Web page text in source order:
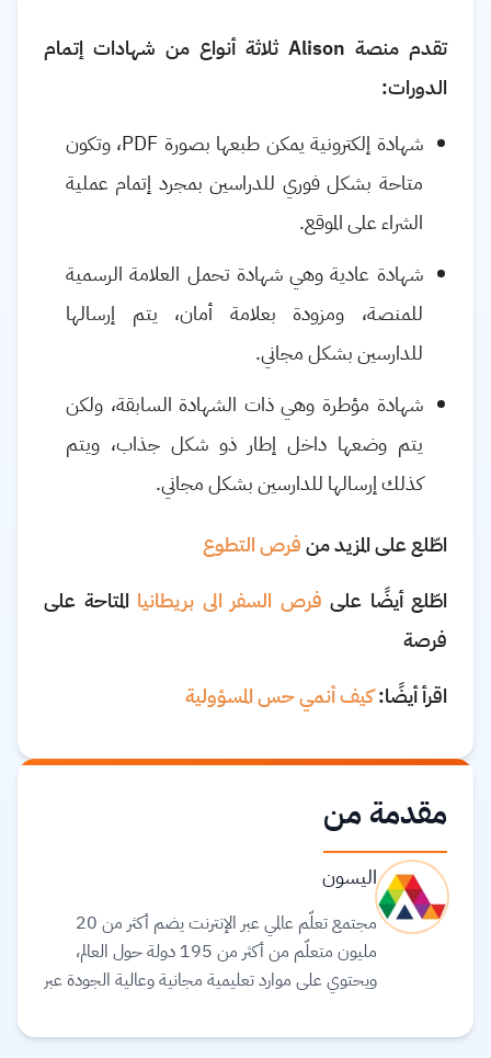
تقدم منصة Alison ثلاثة أنواع من شهادات إتمام
الدورات:
شهادة إلكترونية يمكن طبعها بصورة PDF، وتكون
متاحة بشكل فوري للدراسين بمجرد إتمام عملية
الشراء على الموقع.
شهادة عادية وهي شهادة تحمل العلامة الرسمية
للمنصة، ومزودة بعلامة أمان، يتم إرسالها
للدارسين بشكل مجاني.
شهادة مؤطرة وهي ذات الشهادة السابقة، ولكن
يتم وضعها داخل إطار ذو شكل جذاب، ويتم
كذلك إرسالها للدارسين بشكل مجاني.
اطّلع على المزيد منفرص التطوع
اطّلع أيضًا على فرص السفر الى بريطانيا المتاحة على
فرصة
اقرأ أيضًا:كيف أنمي حس المسؤولية
مقدمة من
اليسون
مجتمع تعلّم عالمي عبر الإنترنت يضم أكثر من 20
مليون متعلّم من أكثر من 195 دولة حول العالم،
ويحتوي على موارد تعليمية مجانية وعالية الجودة عبر
ومعتمدة لسوق العمل. وهم ملتزمون بتحقيق